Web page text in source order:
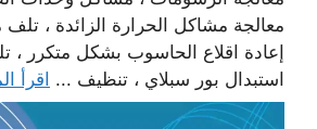
معالجة مشاكل الحرارة الزائدة ، تلف
إعادة اقلاع الحاسوب بشكل متكرر ،
استبدال بور سبلاي ، تنظيف ... اقرأ